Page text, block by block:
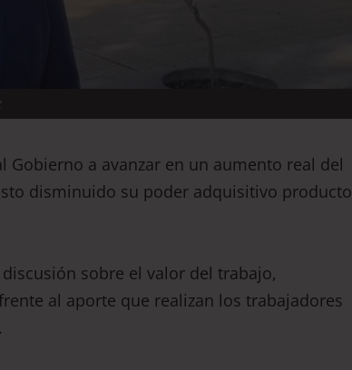
Gobierno a avanzar en un aumento real del
disminuido su poder adquisitivo producto
sobre el valor del trabajo,
al aporte que realizan los trabajadores